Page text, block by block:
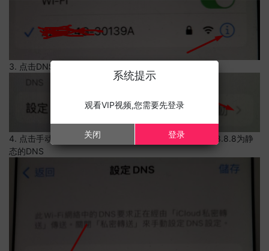
3. 点击DNS设置
4. 点击手动,点击左侧红色-号,删除多余的DNS,并添加8.8.8.8为静
态的DNS
系统提示
观看VIP视频,您需要先登录
关闭 登录